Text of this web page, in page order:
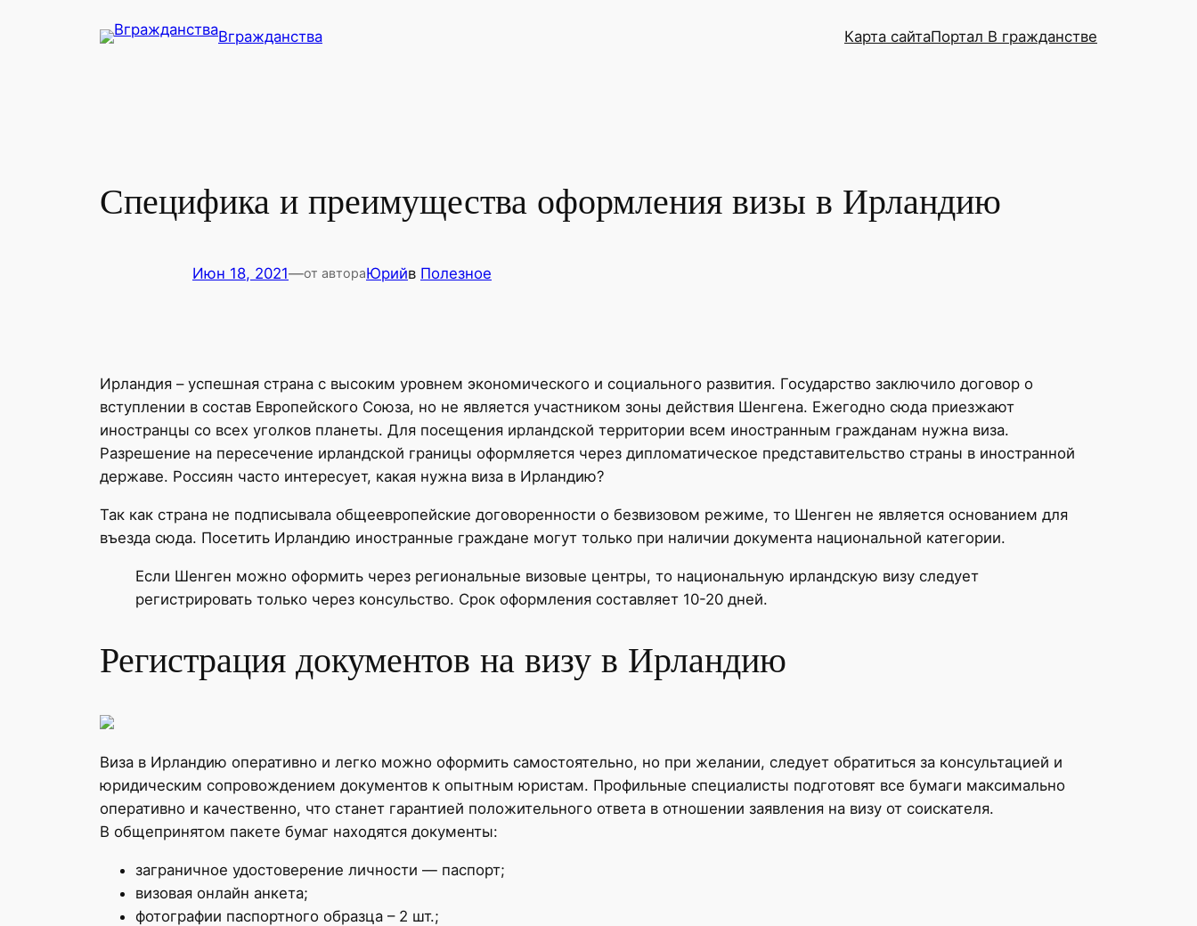
Вгражданства Карта сайтаПортал В гражданстве
Специфика и преимущества оформления визы в Ирландию
Июн 18, 2021—от автораЮрийв Полезное
Ирландия – успешная страна с высоким уровнем экономического и социального развития. Государство заключило договор о
вступлении в состав Европейского Союза, но не является участником зоны действия Шенгена. Ежегодно сюда приезжают
иностранцы со всех уголков планеты. Для посещения ирландской территории всем иностранным гражданам нужна виза.
Разрешение на пересечение ирландской границы оформляется через дипломатическое представительство страны в иностранной
державе. Россиян часто интересует, какая нужна виза в Ирландию?
Так как страна не подписывала общеевропейские договоренности о безвизовом режиме, то Шенген не является основанием для
въезда сюда. Посетить Ирландию иностранные граждане могут только при наличии документа национальной категории.
Если Шенген можно оформить через региональные визовые центры, то национальную ирландскую визу следует
регистрировать только через консульство. Срок оформления составляет 10-20 дней.
Регистрация документов на визу в Ирландию
Виза в Ирландию оперативно и легко можно оформить самостоятельно, но при желании, следует обратиться за консультацией и
юридическим сопровождением документов к опытным юристам. Профильные специалисты подготовят все бумаги максимально
оперативно и качественно, что станет гарантией положительного ответа в отношении заявления на визу от соискателя.
В общепринятом пакете бумаг находятся документы:
заграничное удостоверение личности — паспорт;
визовая онлайн анкета;
фотографии паспортного образца – 2 шт.;